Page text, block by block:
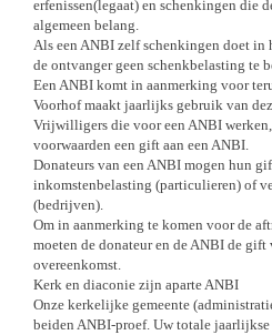
erfenissen(legaat) en schenkingen die
algemeen belang.
Als een ANBI zelf schenkingen doet in
de ontvanger geen schenkbelasting te
Een ANBI komt in aanmerking voor
Voorhof maakt jaarlijks gebruik van
Vrijwilligers die voor een ANBI
voorwaarden een gift aan een ANBI.
Donateurs van een ANBI mogen hun
inkomstenbelasting (particulieren) of
(bedrijven).
Om in aanmerking te komen voor de
moeten de donateur en de ANBI de gift
overeenkomst.
Kerk en diaconie zijn aparte ANBI
Onze kerkelijke gemeente
beiden ANBI-proef. Uw totale